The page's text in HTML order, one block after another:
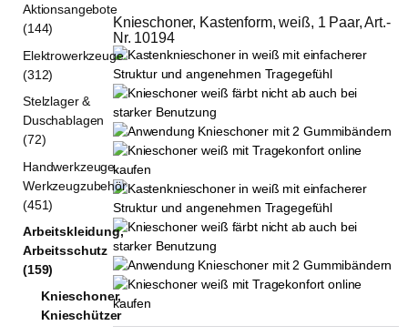
Knieschoner, Kastenform, weiß, 1 Paar, Art.-
Nr. 10194
Aktionsangebote
(144)
Elektrowerkzeuge
(312)
Stelzlager &
Duschablagen
(72)
Handwerkzeuge,
Werkzeugzubehör
(451)
Arbeitskleidung,
Arbeitsschutz
(159)
Knieschoner,
Knieschützer